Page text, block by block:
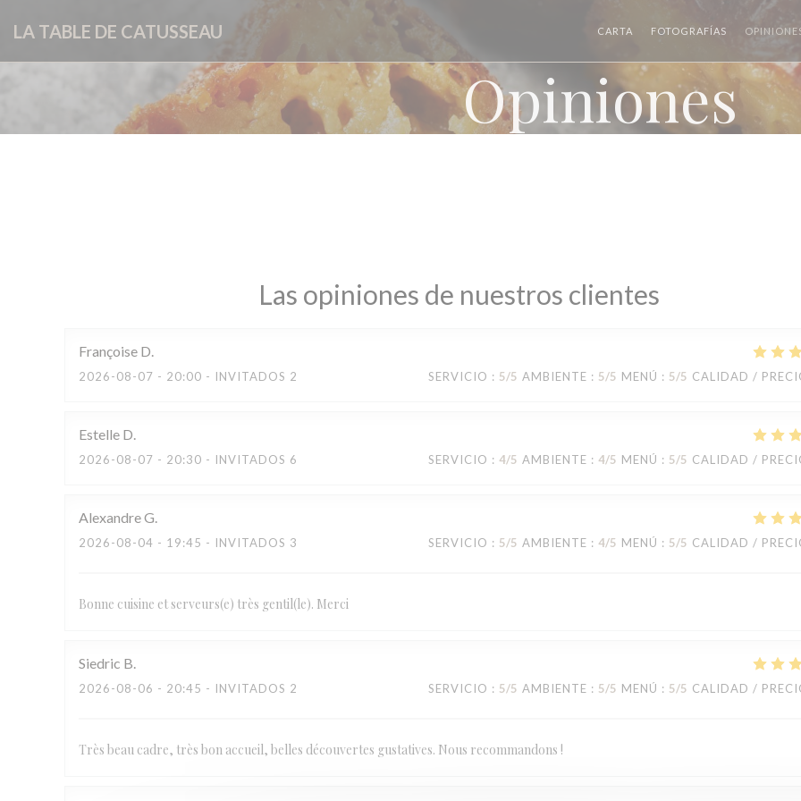
LA TABLE DE CATUSSEAU CARTA FOTOGRAFÍAS
Opiniones
Las opiniones de nuestros clientes
Françoise D
2026-08-07 - 20:00 - INVITADOS 2 SERVICIO : 5/5 AMBIENTE : 5/5 MENÚ : 5/5 CALIDAD /
Estelle D
2026-08-07 - 20:30 - INVITADOS 6 SERVICIO : 4/5 AMBIENTE : 4/5 MENÚ : 5/5 CALIDAD /
AlexandreG
2026-08-04 - 19:45 - INVITADOS 3 SERVICIO : 5/5 AMBIENTE : 4/5 MENÚ : 5/5 CALIDAD /
Bonne cuisine et serveurs(e) très gentil(le). Merci
Siedric B
2026-08-06 - 20:45 - INVITADOS 2 SERVICIO : 5/5 AMBIENTE : 5/5 MENÚ : 5/5 CALIDAD /
Très beau cadre, très bon accueil, belles découvertes gustatives. Nous recommandons !